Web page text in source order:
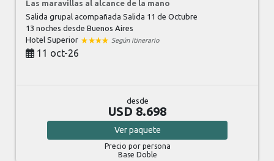
Las maravillas al alcance de la mano
Salida grupal acompañada Salida 11 de Octubre
13 nochesdesde Buenos Aires
Hotel Superior
Según itinerario
11 oct-26
desde
USD 8.698
Verpaquete
Precio por persona
Base Doble